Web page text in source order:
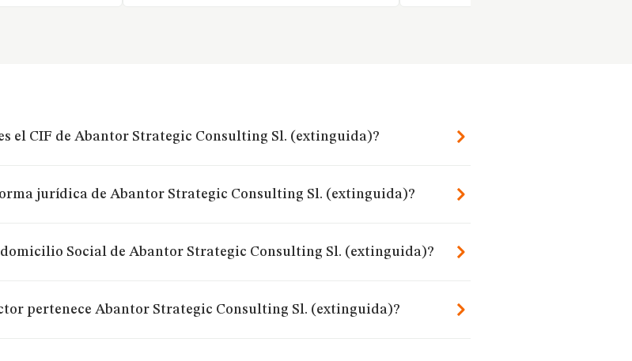
el CIF de Abantor Strategic Consulting Sl. (extinguida)?
jurídica de Abantor Strategic Consulting Sl. (extinguida)?
domicilio Social de Abantor Strategic Consulting Sl. (extinguida)?
pertenece Abantor Strategic Consulting Sl. (extinguida)?